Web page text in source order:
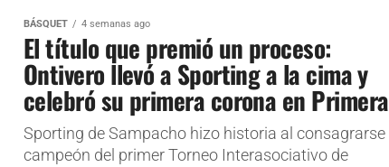
BÁSQUET 4 semanas ago
El título que premió un proceso:
Ontivero llevó a Sporting a la cima y
celebró su primera corona en Primera
Sporting de Sampacho hizo historia al consagrarse
campeón del primer Torneo Interasociativo de